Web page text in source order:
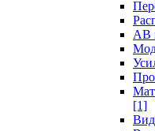
АВ
[1]